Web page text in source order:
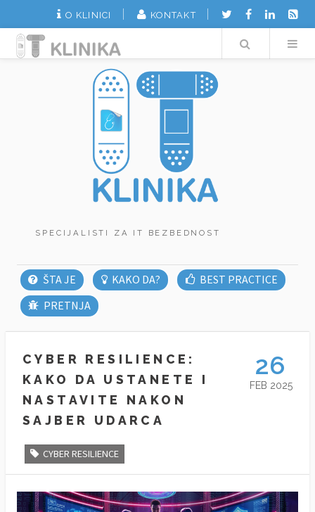
O KLINICI KONTAKT
Search
ŠTA JE KAKO DA?
BEST PRACTICE
PRETNJA
CYBER RESILIENCE:
KAKO DA USTANETE I
NASTAVITE NAKON
SAJBER UDARCA
CYBER RESILIENCE
26
FEB 2025
SPECIJALISTI ZA IT BEZBEDNOST